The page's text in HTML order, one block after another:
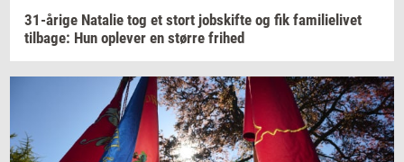
31-​årige Na­ta­lie tog et stort jobs­kif­te og fik fa­mi­li­e­li­vet
til­ba­ge: Hun op­le­ver en stør­re fri­hed